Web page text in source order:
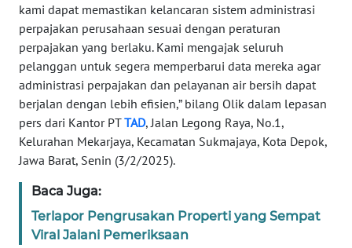
kami dapat memastikan kelancaran sistem administrasi
perpajakan perusahaan sesuai dengan peraturan
perpajakan yang berlaku. Kami mengajak seluruh
pelanggan untuk segera memperbarui data mereka agar
administrasi perpajakan dan pelayanan air bersih dapat
berjalan dengan lebih efisien,” bilang Olik dalam lepasan
pers dari Kantor PTTAD, Jalan Legong Raya, No.1,
Kelurahan Mekarjaya, Kecamatan Sukmajaya, Kota Depok,
Jawa Barat, Senin (3/2/2025).
Baca Juga:
Terlapor Pengrusakan Properti yang Sempat
Viral Jalani Pemeriksaan
WN
JATIM
WN
BALI
WN
KALBAR
KALTENG
WN